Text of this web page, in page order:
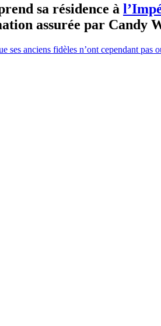
sa résidence à
assurée par Candy
ses anciens fidèles n’ont cependant pas